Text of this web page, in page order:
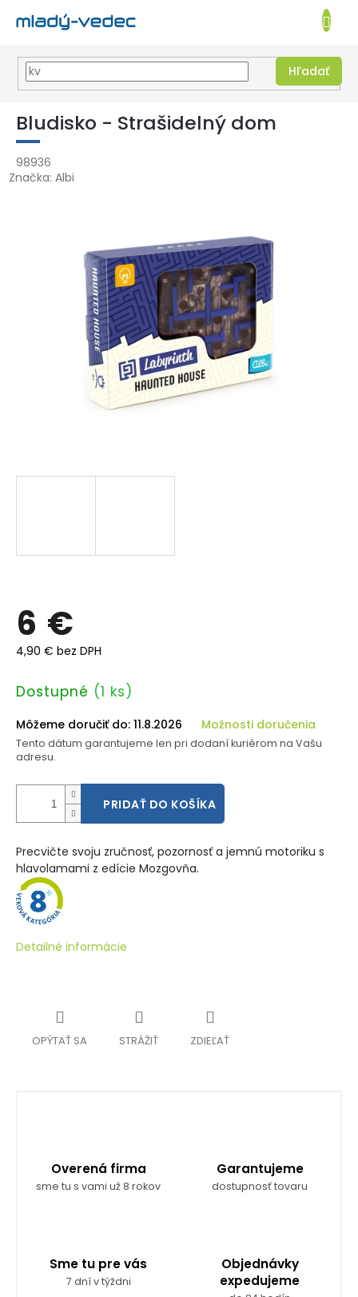
Prejsť
obsah
EUR
Hľadať
KOŠÍK
Bludisko - Strašidelný dom
98936
Značka: Albi
6 €
4,90 € bez DPH
Jednotková
Dostupné (1 ks)
Môžeme doručiť do: 11.8.2026 Možnosti doručenia
Tento dátum garantujeme len pri dodaní kuriérom na Vašu
adresu.
PRIDAŤ DO KOŠÍKA
Precvičte svoju zručnosť, pozornosť a jemnú motoriku s
hlavolamami z edície Mozgovňa.
Detailné informácie
OPÝTAŤ SA STRÁŽIŤ ZDIEĽAŤ
Overená firma
sme tu s vami už 8 rokov
Garantujeme
dostupnosť tovaru
Sme tu pre vás
7 dní v týždni
Objednávky
expedujeme